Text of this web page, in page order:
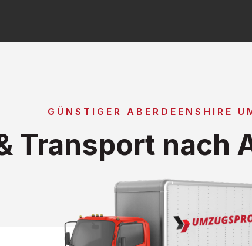
GÜNSTIGER ABERDEENSHIRE
Transport nach